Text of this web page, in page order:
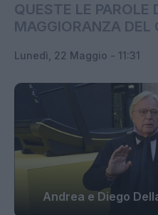
QUESTE LE PAROLE
MAGGIORANZA DEL
Lunedì, 22 Maggio - 11:31
Andrea e Diego